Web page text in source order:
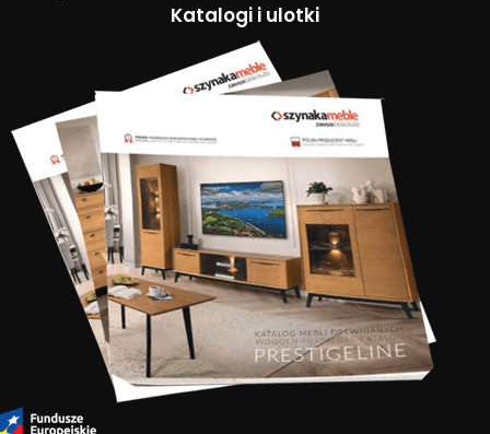
Katalogi i ulotki